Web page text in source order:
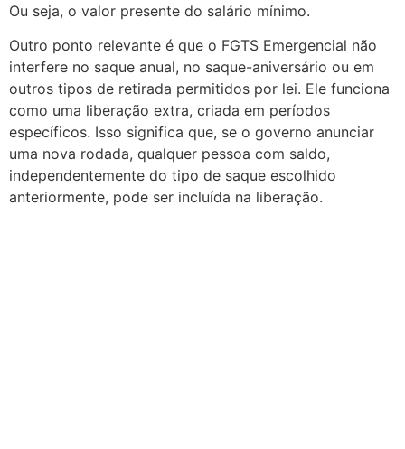
Ou seja, o valor presente do salário mínimo.
Outro ponto relevante é que o FGTS Emergencial não
interfere no saque anual, no saque-aniversário ou em
outros tipos de retirada permitidos por lei. Ele funciona
como uma liberação extra, criada em períodos
específicos. Isso significa que, se o governo anunciar
uma nova rodada, qualquer pessoa com saldo,
independentemente do tipo de saque escolhido
anteriormente, pode ser incluída na liberação.